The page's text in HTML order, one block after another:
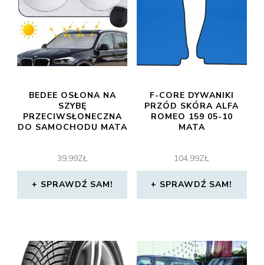
BEDEE OSŁONA NA
SZYBĘ
PRZECIWSŁONECZNA
DO SAMOCHODU MATA
39,99ZŁ
SPRAWDŹ SAM!
F-CORE DYWANIKI
PRZÓD SKÓRA ALFA
ROMEO 159 05-10
MATA
104,99ZŁ
SPRAWDŹ SAM!